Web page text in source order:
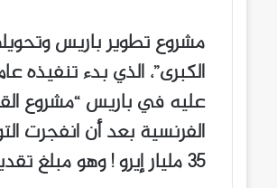
مشروع تطوير باريس
عليه في باريس “مشروع
35 مليار إيرو ! وهو مبلغ تقديري قد يرتفع مع مرور الأيام.